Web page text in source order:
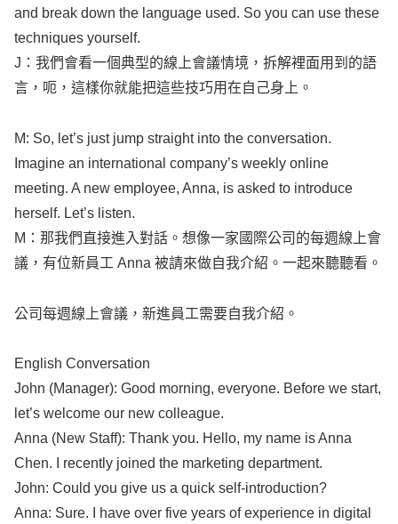
and break down the language used. So you can use these
techniques yourself.
J：我們會看一個典型的線上會議情境，拆解裡面用到的語
言，呃，這樣你就能把這些技巧用在自己身上。
M: So, let’s just jump straightinto the conversation.
Imagine an international company’s weekly online
meeting. A new employee, Anna, is asked to introduce
herself. Let’s listen.
M：那我們直接進入對話。想像一家國際公司的每週線上會
議，有位新員工 Anna 被請來做自我介紹。一起來聽聽看。
公司每週線上會議，新進員工需要自我介紹。
English Conversation
John (Manager): Good morning, everyone. Before we start,
let’s welcome our new colleague.
Anna (New Staff): Thank you. Hello, my name isAnna
Chen. I recently joined the marketing department.
John: Could you give us a quick self-introduction?
Anna: Sure. I have over five years ofexperience in digital